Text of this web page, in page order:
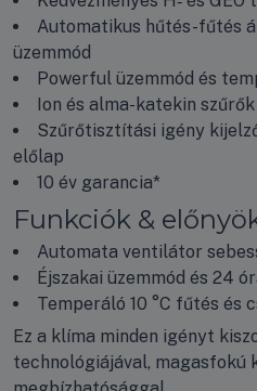
Automatikus hűtés-fűtés
üzemmód
Powerful üzemmód és
Ion és alma-katekin
Szűrőtisztítási igény
előlap
10 év garancia*
Funkciók &
Automata ventilátor
Éjszakai üzemmód és 24
Temperáló 10 °C fűtés és
Ez a klíma minden igényt
technológiájával,